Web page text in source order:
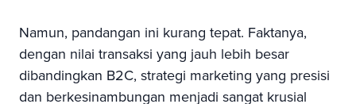
Namun, pandangan ini kurang tepat. Faktanya,
dengan nilai transaksi yang jauh lebih besar
dibandingkan B2C, strategi marketing yang presisi
dan berkesinambungan menjadi sangat krusial